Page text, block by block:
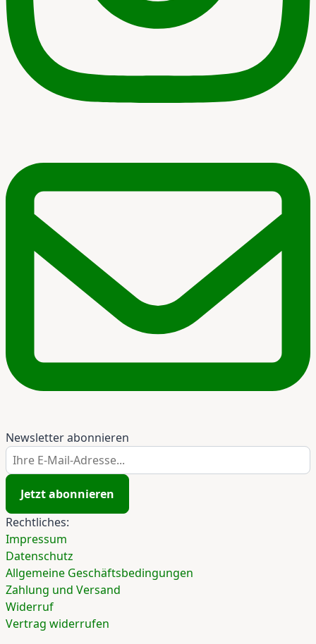
Newsletter abonnieren
Ihre E-Mail-Adresse...
Jetzt abonnieren
Rechtliches:
Impressum
Datenschutz
Allgemeine Geschäftsbedingungen
Zahlung und Versand
Widerruf
Vertrag widerrufen